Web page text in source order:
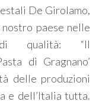
De Girolamo,
paese nelle
di qualità: “Il
di Gragnano’
delle produzioni
e dell’Italia tutta.